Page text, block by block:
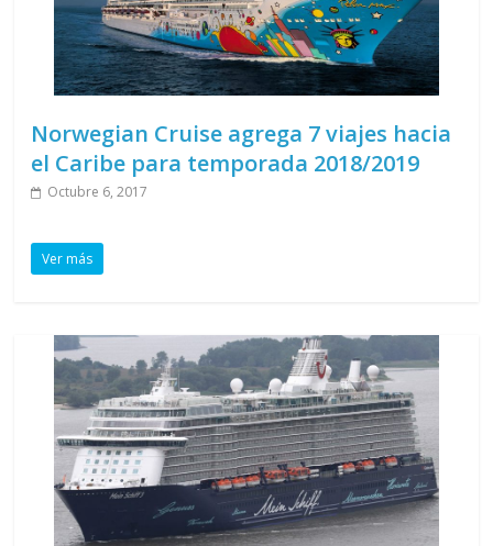
Norwegian Cruise agrega 7 viajes hacia
el Caribe para temporada 2018/2019
Octubre 6, 2017
Ver más